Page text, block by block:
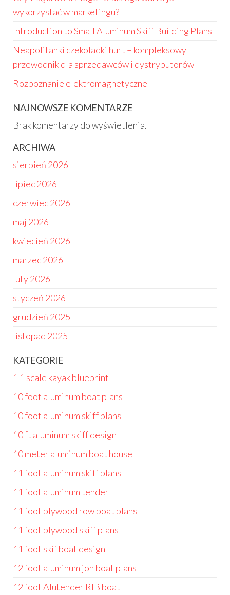
wykorzystać w marketingu?
Introduction to Small Aluminum Skiff Building Plans
Neapolitanki czekoladki hurt – kompleksowy
przewodnik dla sprzedawców i dystrybutorów
Rozpoznanie elektromagnetyczne
NAJNOWSZE KOMENTARZE
Brak komentarzy do wyświetlenia.
ARCHIWA
sierpień 2026
lipiec 2026
czerwiec 2026
maj 2026
kwiecień 2026
marzec 2026
luty 2026
styczeń 2026
grudzień 2025
listopad 2025
KATEGORIE
1 1 scale kayak blueprint
10 foot aluminum boat plans
10 foot aluminum skiff plans
10 ft aluminum skiff design
10 meter aluminum boat house
11 foot aluminum skiff plans
11 foot aluminum tender
11 foot plywood row boat plans
11 foot plywood skiff plans
11 foot skif boat design
12 foot aluminum jon boat plans
12 foot Alutender RIB boat